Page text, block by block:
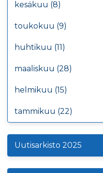
kesäkuu (8)
toukokuu (9)
huhtikuu (11)
maaliskuu (28)
helmikuu (15)
tammikuu (22)
Uutisarkisto 2025